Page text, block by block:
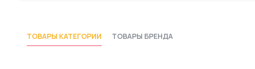
ТОВАРЫ КАТЕГОРИИ ТОВАРЫ БРЕНДА